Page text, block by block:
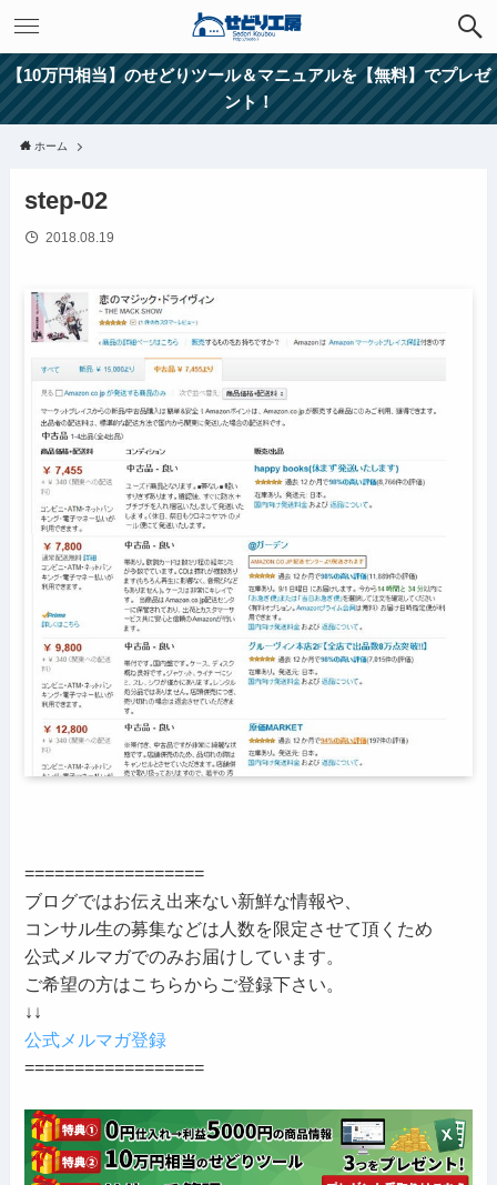
【10万円相当】のせどりツール＆マニュアルを【無料】でプレゼ
ント！
ホーム
step-02
2018.08.19
==================
ブログではお伝え出来ない新鮮な情報や、
コンサル生の募集などは人数を限定させて頂くため
公式メルマガでのみお届けしています。
ご希望の方はこちらからご登録下さい。
↓↓
公式メルマガ登録
==================